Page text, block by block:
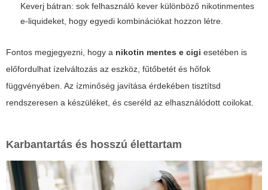
Keverj bátran: sok felhasználó kever különböző nikotinmentes
e-liquideket, hogy egyedi kombinációkat hozzon létre.
Fontos megjegyezni, hogy a nikotin mentes e cigi esetében is
előfordulhat ízelváltozás az eszköz, fűtőbetét és hőfok
függvényében. Az ízminőség javítása érdekében tisztítsd
rendszeresen a készüléket, és cseréld az elhasználódott coilokat.
Karbantartás és hosszú élettartam